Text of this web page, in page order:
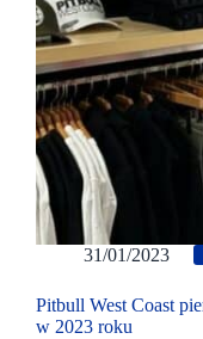
31/01/2023
Pitbull West Coast
w 2023 roku